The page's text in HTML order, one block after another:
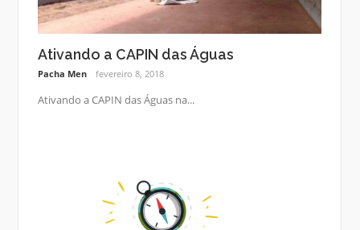
Ativando a CAPIN das Águas
Pacha Men fevereiro 8, 2018
Ativando a CAPIN das Águas na...